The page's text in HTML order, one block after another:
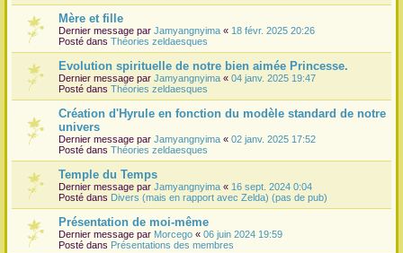
Mère et fille
Dernier message par Jamyangnyima « 18 févr. 2025 20:26
Posté dans Théories zeldaesques
Evolution spirituelle de notre bien aimée Princesse.
Dernier message par Jamyangnyima « 04 janv. 2025 19:47
Posté dans Théories zeldaesques
Création d'Hyrule en fonction du modèle standard de notre
univers
Dernier message par Jamyangnyima « 02 janv. 2025 17:52
Posté dans Théories zeldaesques
Temple du Temps
Dernier message par Jamyangnyima « 16 sept. 2024 0:04
Posté dans Divers (mais en rapport avec Zelda) (pas de pub)
Présentation de moi-même
Dernier message par Morcego « 06 juin 2024 19:59
Posté dans Présentations des membres